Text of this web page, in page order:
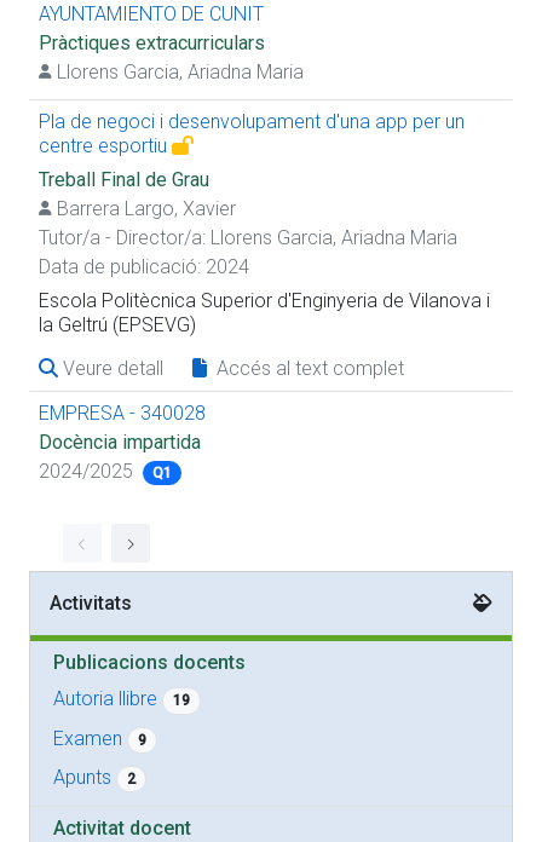
AYUNTAMIENTO DE CUNIT
Pràctiques extracurriculars
Llorens Garcia, Ariadna Maria
Pla de negoci i desenvolupament d'una app per un
centre esportiu
Treball Final de Grau
Barrera Largo, Xavier
Tutor/a - Director/a: Llorens Garcia, Ariadna Maria
Data de publicació: 2024
Escola Politècnica Superior d'Enginyeria de Vilanova i
la Geltrú (EPSEVG)
Veure detall
Accés al text complet
EMPRESA - 340028
Docència impartida
2024/2025
Q1
Activitats
Publicacions docents
Autoria llibre
19
Examen 9
Apunts 2
Activitat docent